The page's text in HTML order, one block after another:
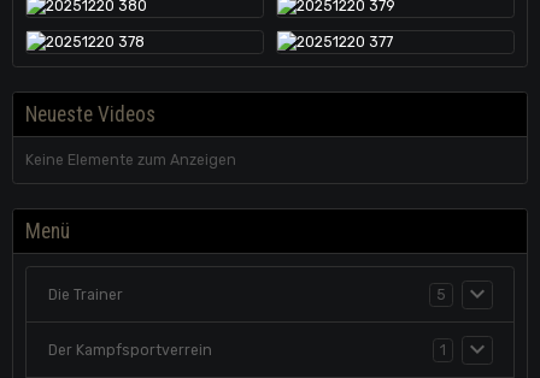
Neueste Videos
Keine Elemente zum Anzeigen
Menü
Die Trainer 5
Der Kampfsportverrein 1